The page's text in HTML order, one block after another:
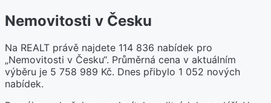
Nemovitosti v Česku
Na REALT právě najdete 114 836 nabídek pro
„Nemovitosti v Česku“. Průměrná cena v aktuálním
výběru je 5 758 989 Kč. Dnes přibylo 1 052 nových
nabídek.